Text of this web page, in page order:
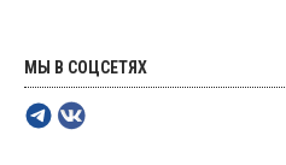
МЫ В СОЦСЕТЯХ